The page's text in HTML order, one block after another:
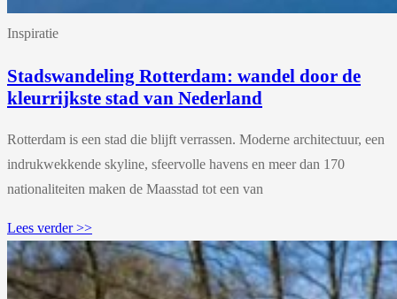
Inspiratie
Stadswandeling Rotterdam: wandel door de
kleurrijkste stad van Nederland
Rotterdam is een stad die blijft verrassen. Moderne architectuur, een
indrukwekkende skyline, sfeervolle havens en meer dan 170
nationaliteiten maken de Maasstad tot een van
Lees verder >>